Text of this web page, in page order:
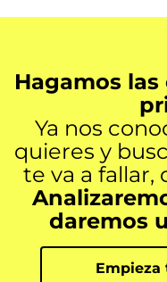
Hagamos
Ya nos
quieres y
te va a fallar,
daremos
Empieza